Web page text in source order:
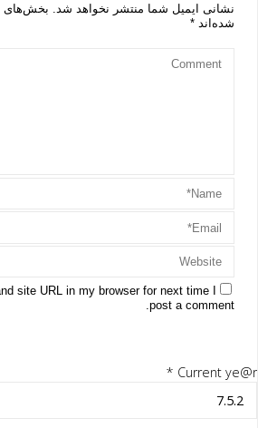
نشانی ایمیل شما منتشر نخواهد شد.
بخش‌های
شده‌اند *
site URL in my browser for next time I
post a comment.
Current ye@r
*